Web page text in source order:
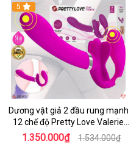
5
Dương vật giả 2 đầu rung mạnh
12 chế độ Pretty Love Valerie
mua ngay
1.350.000₫ 1.534.000₫